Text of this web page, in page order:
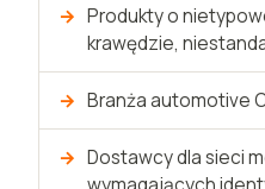
Produkty o
krawędzie,
Branża automotive
Dostawcy dla sieci